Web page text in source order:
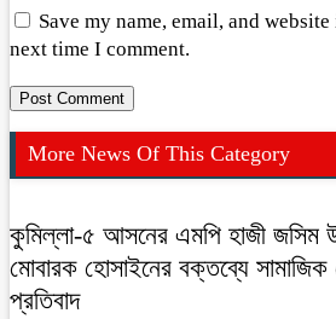
Save my name, email, and
next time I comment.
More News Of This Category
কুমিল্লা-৫ আসনের এমপি হাজী জসিম
মোবারক হোসাইনের বক্তব্যে সামাজিক
প্রতিবাদ